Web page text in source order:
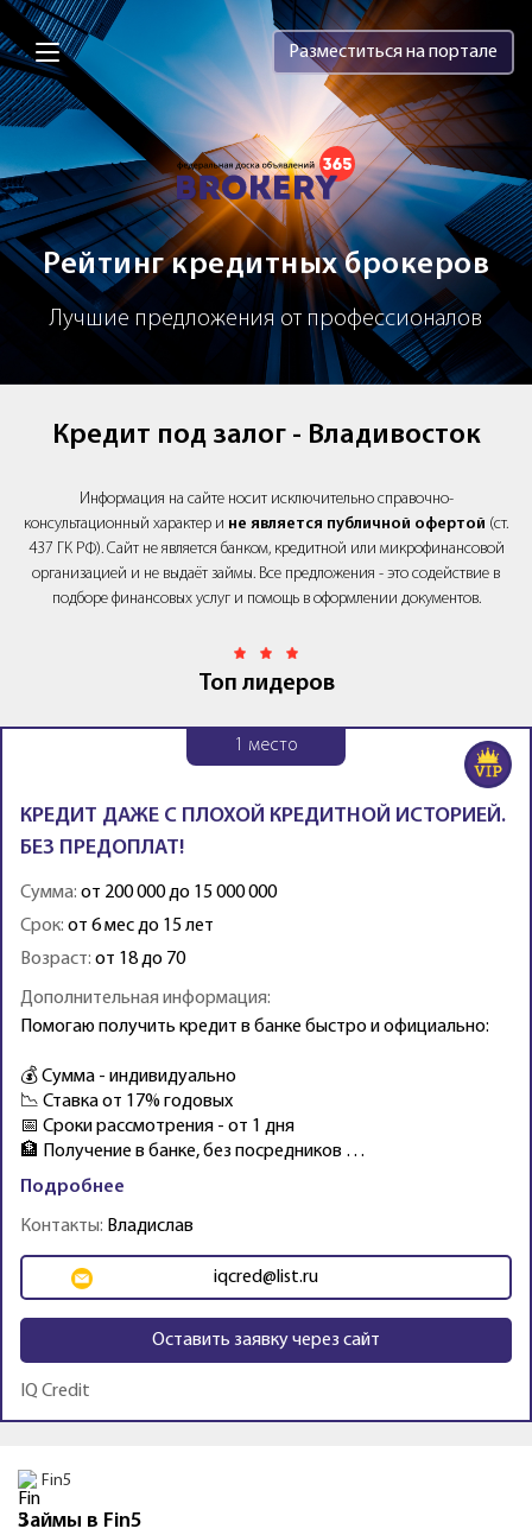
Brokery365 - Рейтинг кредитных
Разместиться на портале
Рейтинг кредитных брокеров
Лучшие предложения от профессионалов
Кредит под залог - Владивосток
Информация на сайте носит исключительно справочно-
консультационный характер и не является публичной офертой (ст.
437 ГК РФ). Сайт не является банком, кредитной или микрофинансовой
организацией и не выдаёт займы. Все предложения - это содействие в
подборе финансовых услуг и помощь в оформлении документов.
Топ лидеров
1 место
КРЕДИТ ДАЖЕ С ПЛОХОЙ КРЕДИТНОЙ ИСТОРИЕЙ.
БЕЗ ПРЕДОПЛАТ!
Сумма: от 200 000 до 15 000 000
Срок: от 6 мес до 15 лет
Возраст: от 18 до 70
Дополнительная информация:
Помогаю получить кредит в банке быстро и официально:
💰 Сумма - индивидуально
📉 Ставка от 17% годовых
📅 Сроки рассмотрения - от 1 дня
🏦 Получение в банке, без посредников …
Подробнее
Контакты: Владислав
iqcred@list.ru
Оставить заявку через сайт
IQ Credit
Fin5
Займы в Fin5